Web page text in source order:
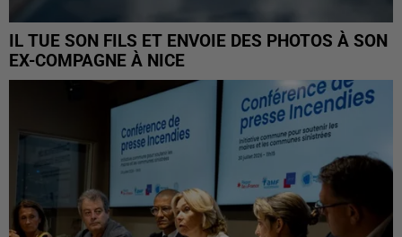
IL TUE SON FILS ET ENVOIE DES PHOTOS À SON
EX-COMPAGNE À NICE